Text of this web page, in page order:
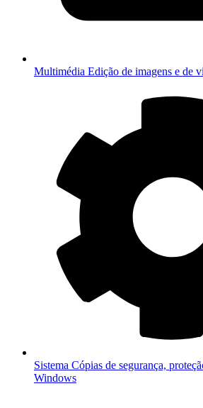
Multimédia Edição de imagens e de
Sistema Cópias de segurança,
Windows